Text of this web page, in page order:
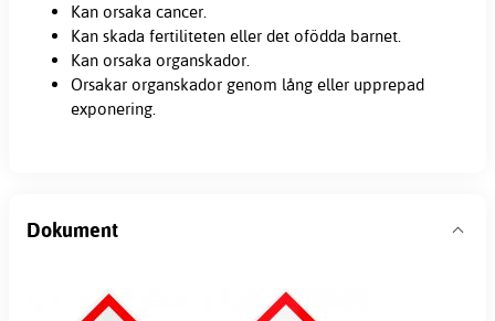
Kan orsaka cancer.
Kan skada fertiliteten eller det ofödda barnet.
Kan orsaka organskador.
Orsakar organskador genom lång eller upprepad
exponering.
Dokument